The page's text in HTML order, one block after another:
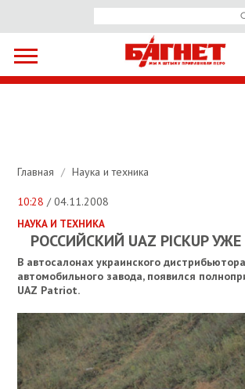
Главная / Наука и техника
10:28 / 04.11.2008
НАУКА И ТЕХНИКА
РОССИЙСКИЙ UAZ PICKUP
В автосалонах украинского
автомобильного завода, появился
UAZ Patriot.